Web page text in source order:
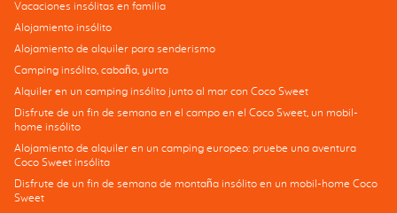
Vacaciones insólitas en familia
Alojamiento insólito
Alojamiento de alquiler para senderismo
Camping insólito, cabaña, yurta
Alquiler en un camping insólito junto al mar con Coco Sweet
Disfrute de un fin de semana en el campo en el Coco Sweet, un mobil-
home insólito
Alojamiento de alquiler en un camping europeo: pruebe una aventura
Coco Sweet insólita
Disfrute de un fin de semana de montaña insólito en un mobil-home Coco
Sweet